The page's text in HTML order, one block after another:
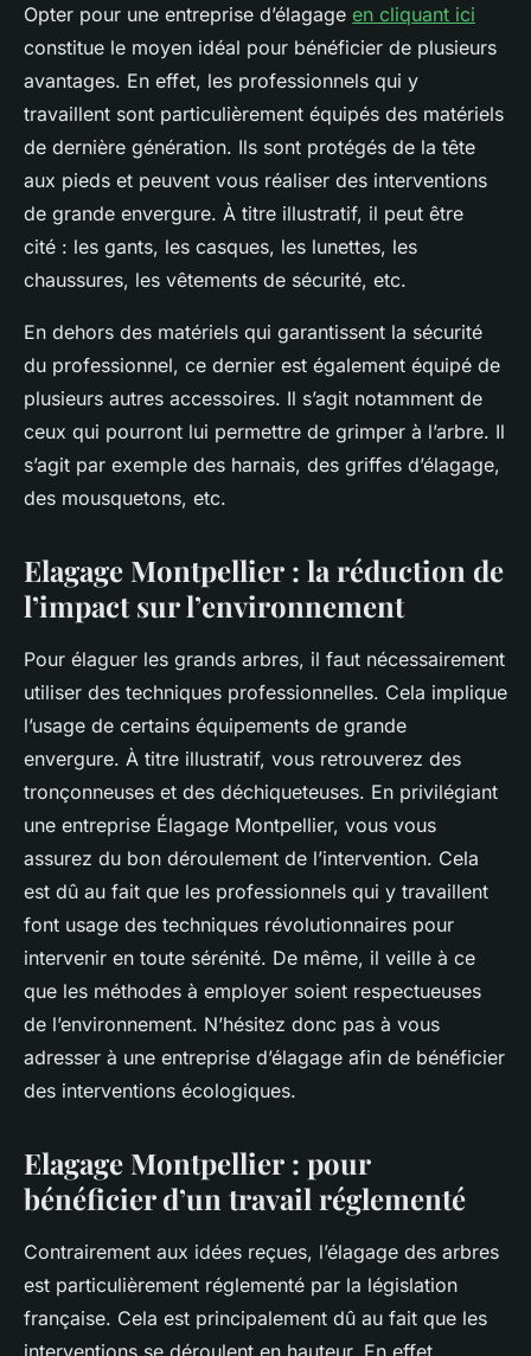
Opter pour une entreprise d’élagage en cliquant ici
constitue le moyen idéal pour bénéficier de plusieurs
avantages. En effet, les professionnels qui y
travaillent sont particulièrement équipés des matériels
de dernière génération. Ils sont protégés de la tête
aux pieds et peuvent vous réaliser des interventions
de grande envergure. À titre illustratif, il peut être
cité : les gants, les casques, les lunettes, les
chaussures, les vêtements de sécurité, etc.
En dehors des matériels qui garantissent la sécurité
du professionnel, ce dernier est également équipé de
plusieurs autres accessoires. Il s’agit notamment de
ceux qui pourront lui permettre de grimper à l’arbre. Il
s’agit par exemple des harnais, des griffes d’élagage,
des mousquetons, etc.
Elagage Montpellier : la réduction de
l’impact sur l’environnement
Pour élaguer les grands arbres, il faut nécessairement
utiliser des techniques professionnelles. Cela implique
l’usage de certains équipements de grande
envergure. À titre illustratif, vous retrouverez des
tronçonneuses et des déchiqueteuses. En privilégiant
une entreprise Élagage Montpellier, vous vous
assurez du bon déroulement de l’intervention. Cela
est dû au fait que les professionnels qui y travaillent
font usage des techniques révolutionnaires pour
intervenir en toute sérénité. De même, il veille à ce
que les méthodes à employer soient respectueuses
de l’environnement. N’hésitez donc pas à vous
adresser à une entreprise d’élagage afin de bénéficier
des interventions écologiques.
Elagage Montpellier : pour
bénéficier d’un travail réglementé
Contrairement aux idées reçues, l’élagage des arbres
est particulièrement réglementé par la législation
française. Cela est principalement dû au fait que les
interventions se déroulent en hauteur. En effet,